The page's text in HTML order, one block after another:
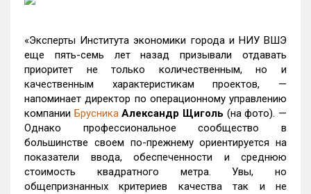
«Эксперты Института экономики города и НИУ ВШЭ
еще пять-семь лет назад призывали отдавать
приоритет не только количественным, но и
качественным характеристикам проектов, —
напоминает директор по операционному управлению
компании Брусника Александр Щиголь (на фото). —
Однако профессиональное сообщество в
большинстве своем по-прежнему ориентируется на
показатели ввода, обеспеченности и среднюю
стоимость квадратного метра. Увы, но
общепризнанных критериев качества так и не